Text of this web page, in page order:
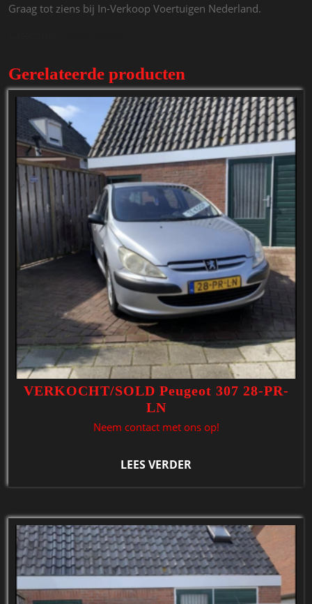
Graag tot ziens bij In-Verkoop Voertuigen Nederland.
Gerelateerde producten
VERKOCHT/SOLD Peugeot 307 28-PR-
LN
Neem contact met ons op!
LEES VERDER